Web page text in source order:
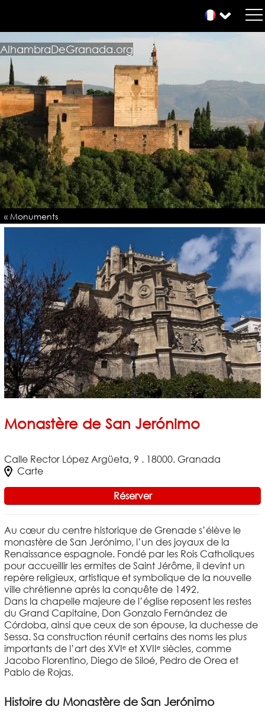
AlhambraDeGranada.org
« Monuments
Monastère de San Jerónimo
Calle Rector López Argüeta, 9 . 18000. Granada
Carte
Réserver
Au cœur du centre historique de Grenade s’élève le
monastère de San Jerónimo, l’un des joyaux de la
Renaissance espagnole. Fondé par les Rois Catholiques
pour accueillir les ermites de Saint Jérôme, il devint un
repère religieux, artistique et symbolique de la nouvelle
ville chrétienne après la conquête de 1492.
Dans la chapelle majeure de l’église reposent les restes
du Grand Capitaine, Don Gonzalo Fernández de
Córdoba, ainsi que ceux de son épouse, la duchesse de
Sessa. Sa construction réunit certains des noms les plus
importants de l’art des XVIᵉ et XVIIᵉ siècles, comme
Jacobo Florentino, Diego de Siloé, Pedro de Orea et
Pablo de Rojas.
Histoire du Monastère de San Jerónimo